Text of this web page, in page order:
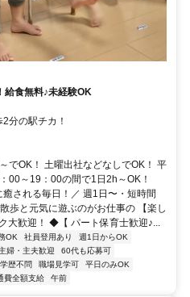
給食無料♪未経験OK
分の駅チカ！
でOK！ 土曜出社などなしでOK！ 平
00～19：00の間で1日2h～OK！
される毎日！／ 週1日〜・短時間
歩と元気に遊ぶのがお仕事の 【楽し
大歓迎！ ◆【 パート保育士歓迎♪...
OK 社員登用あり
週1日からOK
主婦・主夫歓迎
60代も応募可
学歴不問 職場見学可
平日のみOK
費全額支給 午前